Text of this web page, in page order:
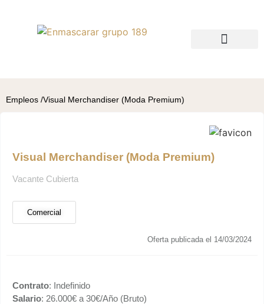
Empleos /Visual Merchandiser (Moda Premium)
Visual Merchandiser (Moda Premium)
Vacante Cubierta
Comercial
Oferta publicada el 14/03/2024
Contrato: Indefinido
Salario: 26.000€ a 30€/Año (Bruto)